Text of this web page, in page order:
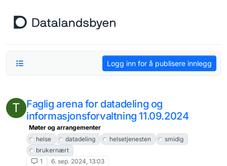
Logg inn for å publisere innlegg
T Faglig arena for datadeling og
informasjonsforvaltning 11.09.2024
Møter og arrangementer
helse
datadeling helsetjenesten
smidig
brukernært
1
6. sep. 2024, 13:03